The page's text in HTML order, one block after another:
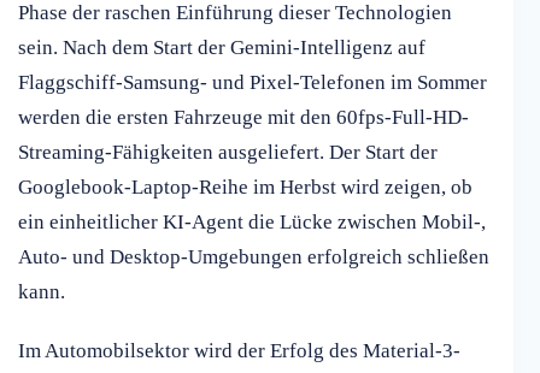
Phase der raschen Einführung dieser Technologien
sein. Nach dem Start der Gemini-Intelligenz auf
Flaggschiff-Samsung- und Pixel-Telefonen im Sommer
werden die ersten Fahrzeuge mit den 60fps-Full-HD-
Streaming-Fähigkeiten ausgeliefert. Der Start der
Googlebook-Laptop-Reihe im Herbst wird zeigen, ob
ein einheitlicher KI-Agent die Lücke zwischen Mobil-,
Auto- und Desktop-Umgebungen erfolgreich schließen
kann.
Im Automobilsektor wird der Erfolg des Material-3-